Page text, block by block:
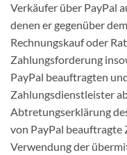
Verkäufer über PayPal
denen er gegenüber
Rechnungskauf oder
Zahlungsforderung
PayPal beauftragten
Zahlungsdienstleister
Abtretungserklärung
von PayPal
Verwendung der